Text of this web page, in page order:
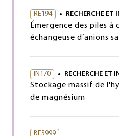
RE194 RECHERCHE ET
Émergence des piles
échangeuse d’anions
IN170 RECHERCHE ET
Stockage massif de
de magnésium
BE5999